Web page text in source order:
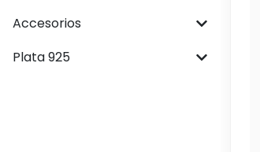
Accesorios
Plata 925